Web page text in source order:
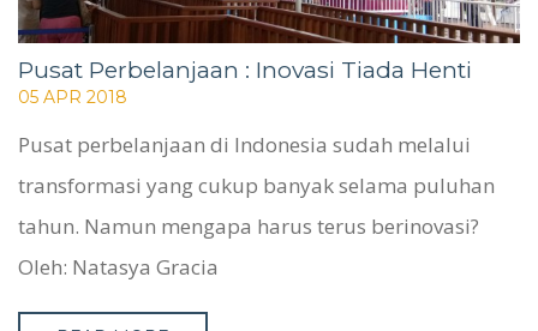
BLOG
CONTACT
Pusat Perbelanjaan : Inovasi Tiada Henti
05 APR 2018
Pusat perbelanjaan di Indonesia sudah melalui
transformasi yang cukup banyak selama puluhan
tahun. Namun mengapa harus terus berinovasi?
Oleh: Natasya Gracia